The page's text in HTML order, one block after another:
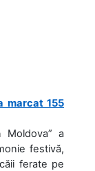
marcat 155
Moldova” a
festivă,
ferate pe